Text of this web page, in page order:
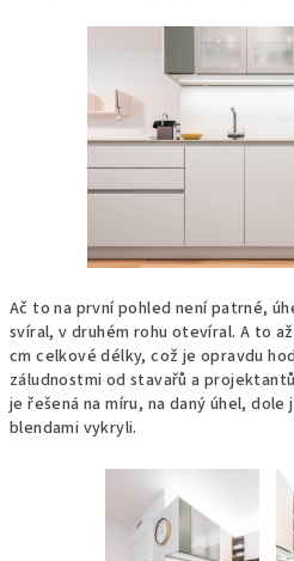
Ač to na první pohled není patrné,
svíral, v druhém rohu otevíral. A to
cm celkové délky, což je opravdu
záludnostmi od stavařů a
je řešená na míru, na daný úhel,
blendami vykryli.